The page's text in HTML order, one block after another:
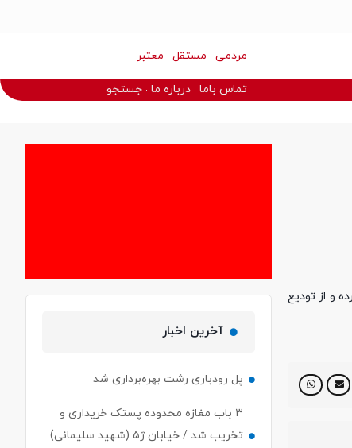
مردمی مستقل معتبر
تماس باما درباره ما جستجو
و از تودیع
آخرین اخبار
پل رودباری رشت بهره‌برداری شد
۳ باب مغازه محدوده پستک خریداری و
تخریب شد / خیابان ژ۵ (شهید سلیمانی)